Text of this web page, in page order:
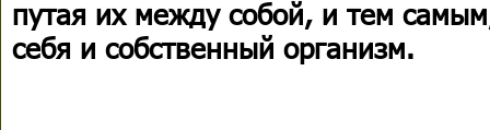
путая их между собой, и тем
себя и собственный организм.